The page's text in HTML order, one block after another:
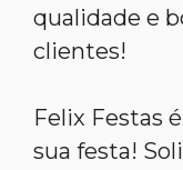
qualidade e
clientes!
Felix Festas
sua festa!